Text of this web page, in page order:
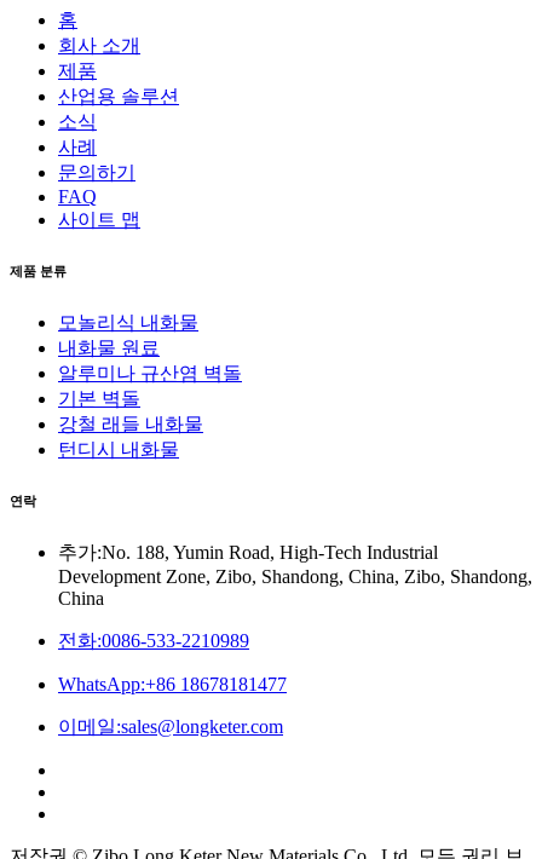
홈
회사 소개
제품
산업용 솔루션
소식
사례
문의하기
FAQ
사이트 맵
제품 분류
모놀리식 내화물
내화물 원료
알루미나 규산염 벽돌
기본 벽돌
강철 래들 내화물
턴디시 내화물
연락
추가:No. 188, Yumin Road, High-Tech Industrial
Development Zone, Zibo, Shandong, China, Zibo, Shandong,
China
전화:0086-533-2210989
WhatsApp:+86 18678181477
이메일:sales@longketer.com